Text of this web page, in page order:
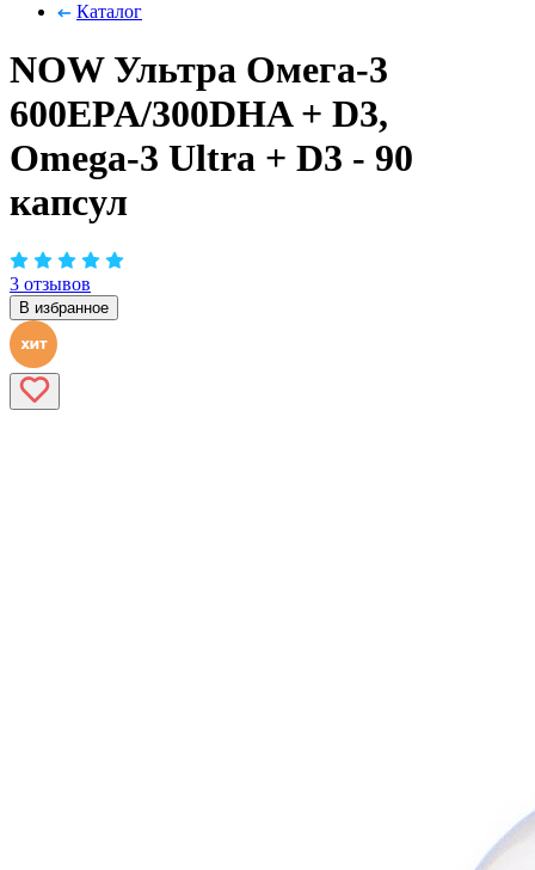
Каталог
NOW Ультра Омега-3
600EPA/300DHA + D3,
Omega-3 Ultra + D3 - 90
капсул
3 отзывов
В избранное